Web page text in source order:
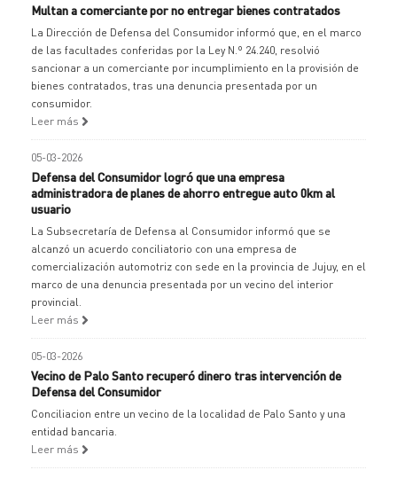
Multan a comerciante por no entregar bienes contratados
La Dirección de Defensa del Consumidor informó que, en el marco
de las facultades conferidas por la Ley N.º 24.240, resolvió
sancionar a un comerciante por incumplimiento en la provisión de
bienes contratados, tras una denuncia presentada por un
consumidor.
Leer más
05-03-2026
Defensa del Consumidor logró que una empresa
administradora de planes de ahorro entregue auto 0km al
usuario
La Subsecretaría de Defensa al Consumidor informó que se
alcanzó un acuerdo conciliatorio con una empresa de
comercialización automotriz con sede en la provincia de Jujuy, en el
marco de una denuncia presentada por un vecino del interior
provincial.
Leer más
05-03-2026
Vecino de Palo Santo recuperó dinero tras intervención de
Defensa del Consumidor
Conciliacion entre un vecino de la localidad de Palo Santo y una
entidad bancaria.
Leer más